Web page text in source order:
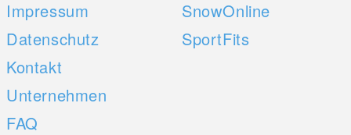
Impressum
Datenschutz
Kontakt
Unternehmen
FAQ
SnowOnline
SportFits